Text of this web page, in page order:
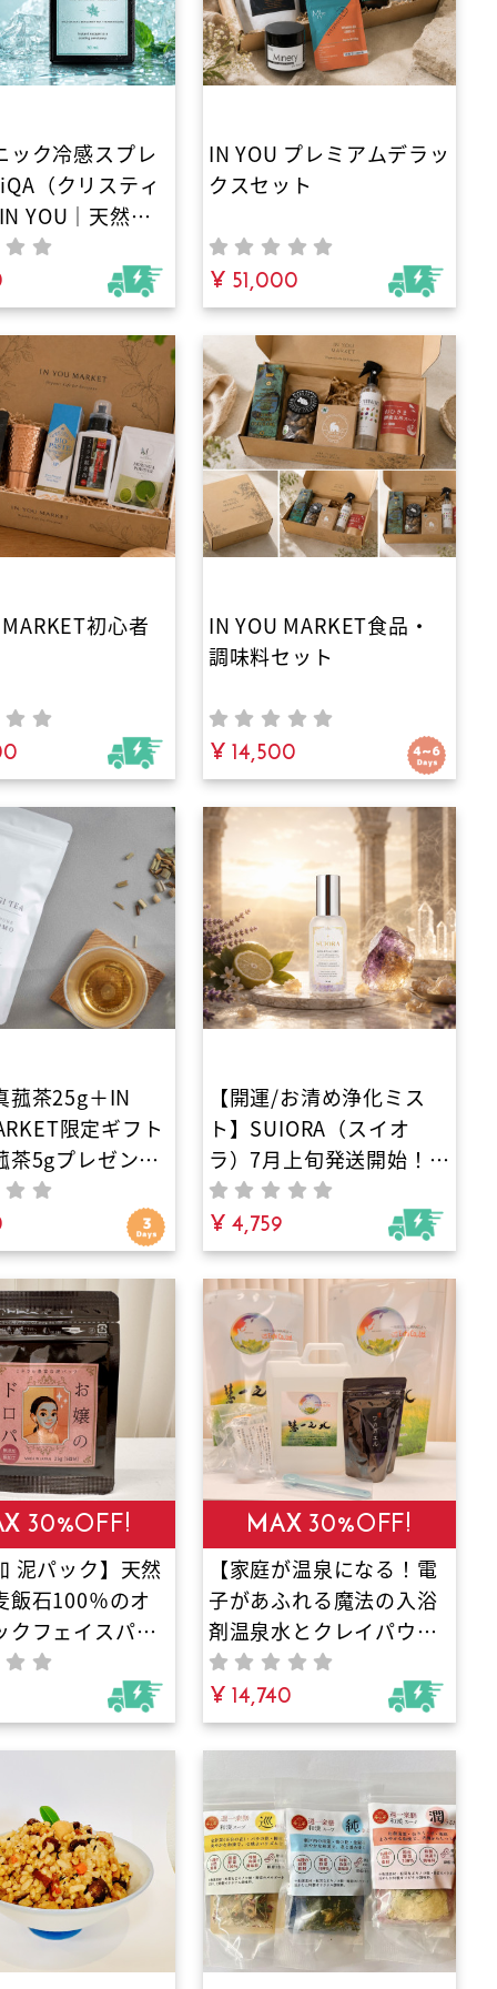
ック冷感スプレ
（クリスティ
YOU｜天然ク
スト・100%
で夏バテ対策！
ックミントたっ
ロマミスト
IN YOU プレミアムデラッ
クスセット
¥ 51,000
初心者
IN YOU MARKET食品・
調味料セット
¥ 14,500
菰茶25g＋IN
限定ギフト
茶5gプレゼン
TEA ｜香ばし
く。島根県安来
寺の麓で育った
のお茶
【開運/お清め浄化ミス
ト】SUIORA（スイオ
ラ）7月上旬発送開始！IN
YOUオリジナル｜マイナ
スをプラスに転じエネル
ギーを高めるオーガニッ
クアロマミスト。天然石
と植物の力で空間エネル
ギーを整え、豊かさを呼
び込む無添加ルームフレ
グランス・持ち歩き用お
守りにも！
¥ 4,759
30%OFF!
泥パック】天然
飯石100％のオ
クフェイスパッ
・ざらつきを5
ット。界面活性
で敏感肌・子ど
。毛穴汚れを強
導く、家族3世
る究極の全身ケ
MAX 30%OFF!
【家庭が温泉になる！電
子があふれる魔法の入浴
剤温泉水とクレイパウダ
ーの贅沢お風呂セット】
元自衛隊員が全財産33年
を賭けて完成させた国際
特許の電解水｜疲労困憊
の夜も、20分浸かるだけ
で翌朝が驚くほど軽くな
る、知る人ぞ知る秘伝の
入浴法
¥ 14,740